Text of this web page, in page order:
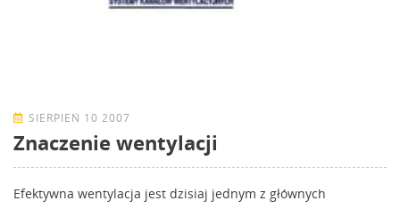
SIERPIEŃ 10 2007
Znaczenie wentylacji
Efektywna wentylacja jest dzisiaj jednym z głównych